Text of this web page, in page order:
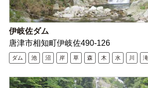
伊岐佐ダム
唐津市相知町伊岐佐490-126
ダム 池 沼 岸 草 森 木 水 川 滝